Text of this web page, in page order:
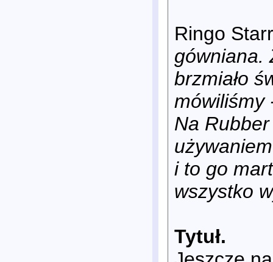
Ringo
gówniana.
brzmiało
mówiliśmy
Na
i to go
wszystko
Tytuł.